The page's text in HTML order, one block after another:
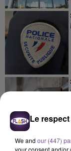
Le
We and our (447)
your consent and/or